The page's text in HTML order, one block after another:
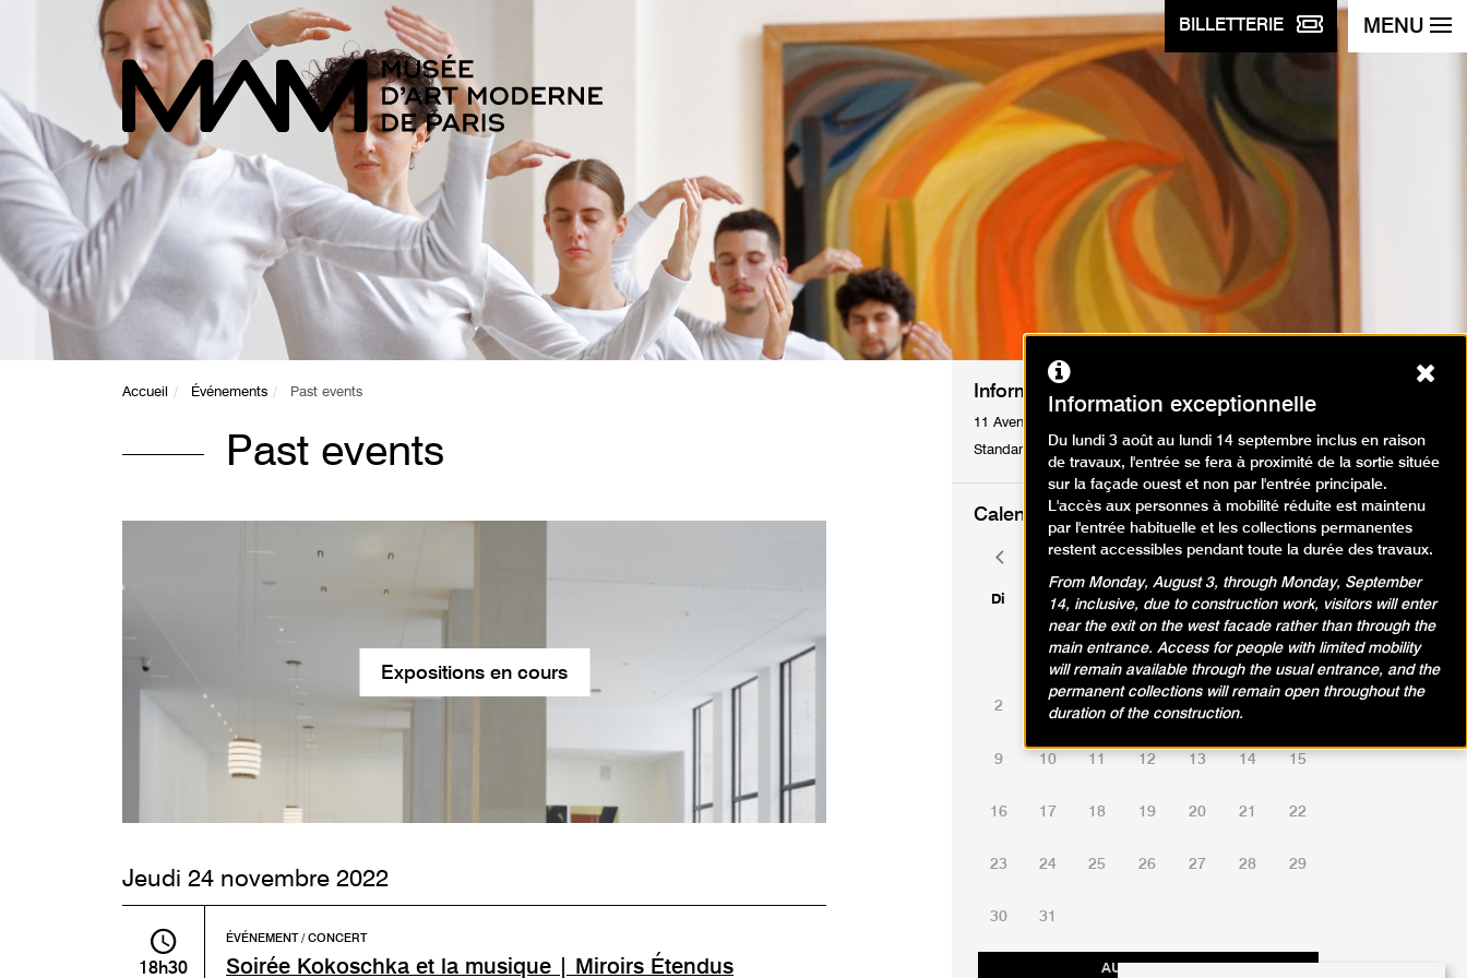
BILLETTERIE MENU
Accueil Événements Past events
Past events
Expositions en cours
Jeudi 24 novembre 2022
Soirée Kokoschka et la musique | Miroirs Étendus
ÉVÉNEMENT / CONCERT
18h30
Informations pratiques
11 Avenue du Président Wilson 75116 Paris
Standard : Tél. +33 1 53 67 40 00
Calendrier des événements
août 2026
Di Lu Ma Me Je Ve Sa
AUJOURD'HUI
1
2 4 5 6
9 10 11 12 13 14 15
16 17 18 19 20 21 22
23 24 25 26 27 28 29
30 31
Mois
précédent
Mois
suivant
Information exceptionnelle
Du lundi 3 août au lundi 14 septembre inclus en raison
de travaux, l'entrée se fera à proximité de la sortie située
sur la façade ouest et non par l'entrée principale.
L'accès aux personnes à mobilité réduite est maintenu
par l'entrée habituelle et les collections permanentes
restent accessibles pendant toute la durée des travaux.
From Monday, August 3, through Monday, September
14, inclusive, due to construction work, visitors will enter
near the exit on the west facade rather than through the
main entrance. Access for people with limited mobility
will remain available through the usual entrance, and the
permanent collections will remain open throughout the
duration of the construction.